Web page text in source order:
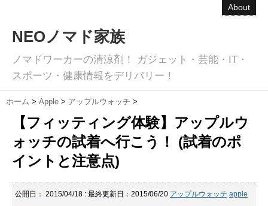
About
NEOノマド家族
ノマドワーカーの清涼剤！ ガジェット・芸能・IT・
スポーツ・健康情報をデリバリー！
ホーム > Apple > アップルウォッチ >
【フィッティング体験】アップルウ
ォッチの試着へ行こう！ (試着のポ
イントと注意点)
公開日： 2015/04/18 : 最終更新日：2015/06/20 アップルウォッチ apple